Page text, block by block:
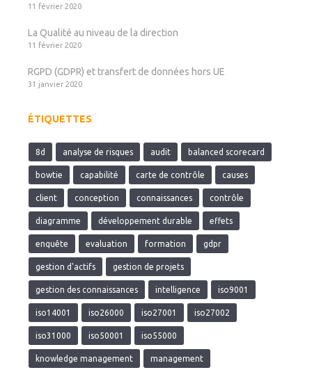
11 février 2020
La Qualité au niveau de la direction
11 février 2020
RGPD (GDPR) et transfert de données hors UE
31 janvier 2020
ÉTIQUETTES
8d analyse de risques audit balanced scorecard
bowtie capabilité carte de contrôle causes
client conception connaissances contrôle
diagramme développement durable effets
enquête evaluation formation gdpr
gestion d'actifs gestion de projets
gestion des connaissances intelligence iso9001
iso14001 iso26000 iso27001 iso27002
iso31000 iso50001 iso55000
knowledge management management